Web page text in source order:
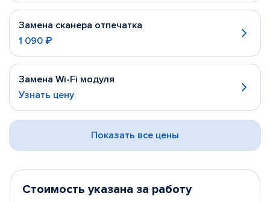
Замена сканера отпечатка
1 090 ₽
Замена Wi-Fi модуля
Узнать цену
Показать все цены
Стоимость указана за работу